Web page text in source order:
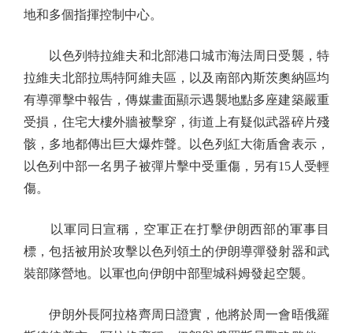
地和多個指揮控制中心。
以色列特拉維夫和北部港口城市海法周日受襲，特
拉維夫北部拉馬特阿維夫區，以及南部內斯茨奧納區均
有導彈擊中報告，傳媒畫面顯示遇襲地點多座建築嚴重
受損，住宅大樓外牆被擊穿，街道上有疑似武器碎片殘
骸，多地都傳出巨大爆炸聲。以色列紅大衛盾會表示，
以色列中部一名男子被彈片擊中受重傷，另有15人受輕
傷。
以軍同日宣稱，空軍正在打擊伊朗西部的軍事目
標，包括被用於攻擊以色列領土的伊朗導彈發射器和武
裝部隊營地。以軍也向伊朗中部聖城科姆發起空襲。
伊朗外長阿拉格齊周日證實，他將於周一會晤俄羅